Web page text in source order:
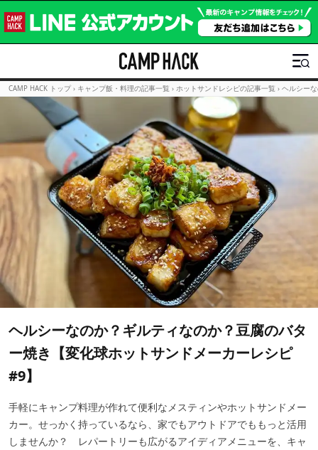
CAMP HACK トップ › キャンプ飯・料理の記事一覧 › ホットサンドレシピの記事一覧 › ヘルシー
ヘルシーなのか？ギルティなのか？豆腐のバタ
ー焼き【変化球ホットサンドメーカーレシピ
#9】
手軽にキャンプ料理が作れて便利なメスティンやホットサンドメー
カー。せっかく持っているなら、家でもアウトドアでももっと活用
しませんか？ レパートリーも広がるアイディアメニューを、キャ